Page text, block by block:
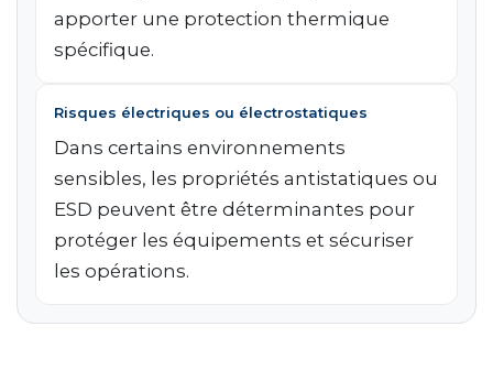
apporter une protection thermique
spécifique.
Risques électriques ou électrostatiques
Dans certains environnements
sensibles, les propriétés antistatiques ou
ESD peuvent être déterminantes pour
protéger les équipements et sécuriser
les opérations.